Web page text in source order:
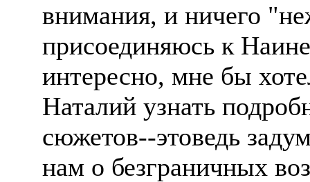
внимания, и ничего
присоединяюсь к
интересно, мне бы
Наталий узнать
сюжетов--этоведь
нам о безграничных